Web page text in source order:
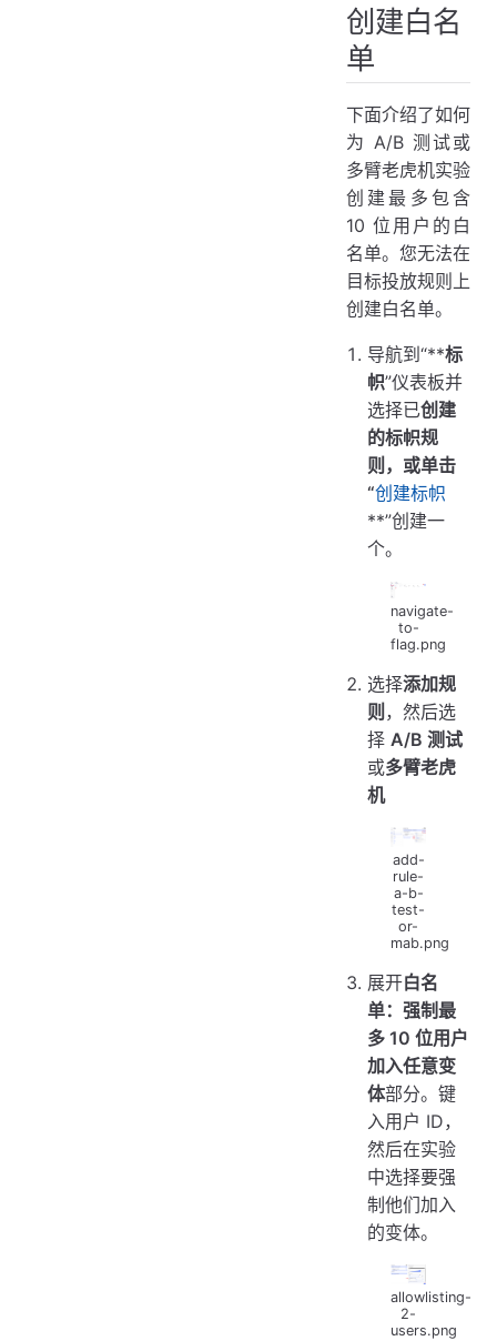
创建白名
单
下面介绍了如何
为 A/B 测试或
多臂老虎机实验
创建最多包含
10 位用户的白
名单。您无法在
目标投放规则上
创建白名单。
导航到“**标
帜”仪表板并
选择已创建
的标帜规
则，或单击
“创建标帜
**”创建一
个。
navigate-
to-
flag.png
选择添加规
则 ，然后选
择A/B 测试
或多臂老虎
机
add-
rule-
a-b-
test-
or-
mab.png
展开白名
单：强制最
多 10 位用户
加入任意变
体部分。键
入用户 ID，
然后在实验
中选择要强
制他们加入
的变体。
allowlisting-
2-
users.png